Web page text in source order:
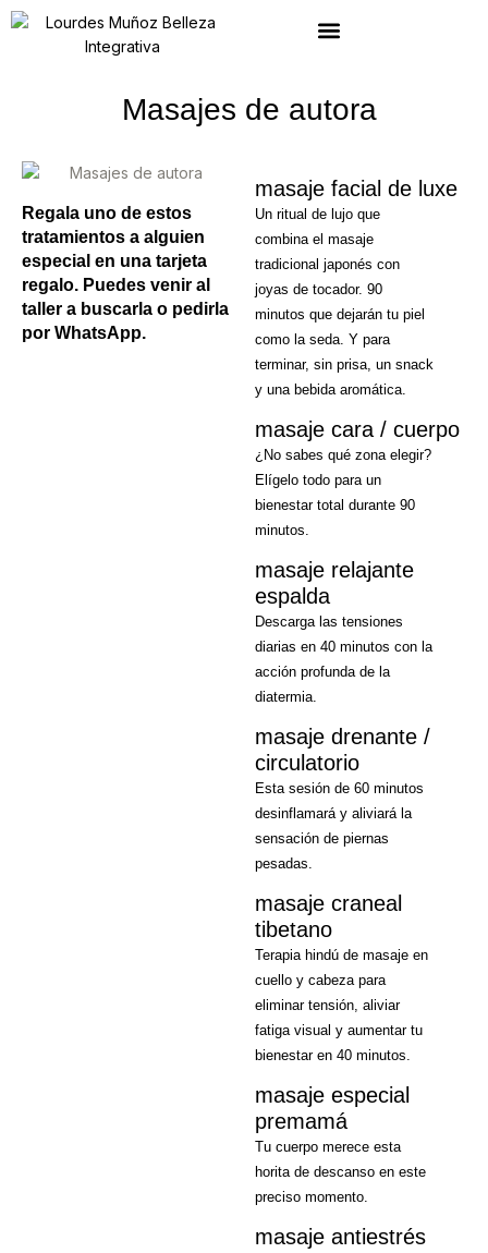
Masajes de autora
Regala uno de estos
tratamientos a alguien
especial en una tarjeta
regalo. Puedes venir al
taller a buscarla o pedirla
por WhatsApp.
masaje facial de luxe
Un ritual de lujo que
combina el masaje
tradicional japonés con
joyas de tocador. 90
minutos que dejarán tu piel
como la seda. Y para
terminar, sin prisa, un snack
y una bebida aromática.
masaje cara / cuerpo
¿No sabes qué zona elegir?
Elígelo todo para un
bienestar total durante 90
minutos.
masaje relajante
espalda
Descarga las tensiones
diarias en 40 minutos con la
acción profunda de la
diatermia.
masaje drenante /
circulatorio
Esta sesión de 60 minutos
desinflamará y aliviará la
sensación de piernas
pesadas.
masaje craneal
tibetano
Terapia hindú de masaje en
cuello y cabeza para
eliminar tensión, aliviar
fatiga visual y aumentar tu
bienestar en 40 minutos.
masaje especial
premamá
Tu cuerpo merece esta
horita de descanso en este
preciso momento.
masaje antiestrés